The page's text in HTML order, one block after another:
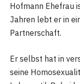
Hofmann Ehefrau
Jahren lebt er in
Partnerschaft.
Er selbst hat in
seine